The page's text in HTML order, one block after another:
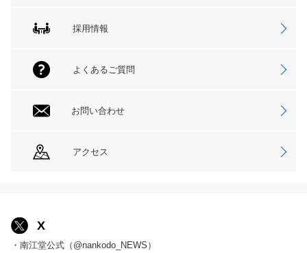
採用情報
よくあるご質問
お問い合わせ
アクセス
X
・南江堂公式（@nankodo_NEWS）